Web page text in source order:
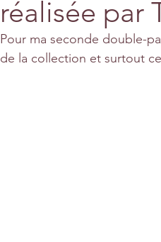
réalisée par
Pour ma seconde double-
de la collection et surtout